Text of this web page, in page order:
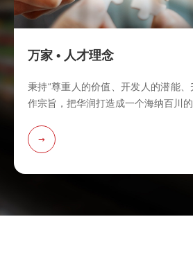
万家 • 人才理念
秉持“尊重人的价值、开发人的潜能
作宗旨，把华润打造成一个海纳百川的